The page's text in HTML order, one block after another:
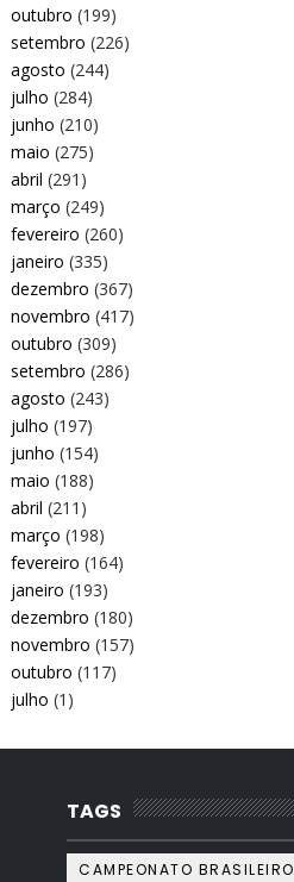
outubro (199)
setembro (226)
agosto (244)
julho (284)
junho (210)
maio (275)
abril (291)
março (249)
fevereiro (260)
janeiro (335)
dezembro (367)
novembro (417)
outubro (309)
setembro (286)
agosto (243)
julho (197)
junho (154)
maio (188)
abril (211)
março (198)
fevereiro (164)
janeiro (193)
dezembro (180)
novembro (157)
outubro (117)
julho (1)
TAGS
CAMPEONATO BRASILEIRO